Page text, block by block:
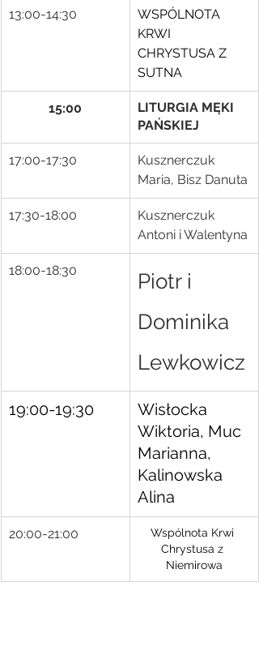
13:00-14:30
WSPÓLNOTA
KRWI
CHRYSTUSA Z
SUTNA
15:00
LITURGIA MĘKI
PAŃSKIEJ
17:00-17:30
Kusznerczuk
Maria, Bisz Danuta
17:30-18:00
Kusznerczuk
Antoni i Walentyna
18:00-18:30
Piotr i
Dominika
Lewkowicz
19:00-19:30
Wisłocka
Wiktoria, Muc
Marianna,
Kalinowska
Alina
20:00-21:00
Wspólnota Krwi
Chrystusa z
Niemirowa